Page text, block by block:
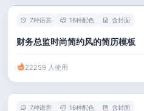
7种语言 16种配色 含封面
财务总监时尚简约风的简历模板
22259 人使用
7种语言 16种配色 含封面